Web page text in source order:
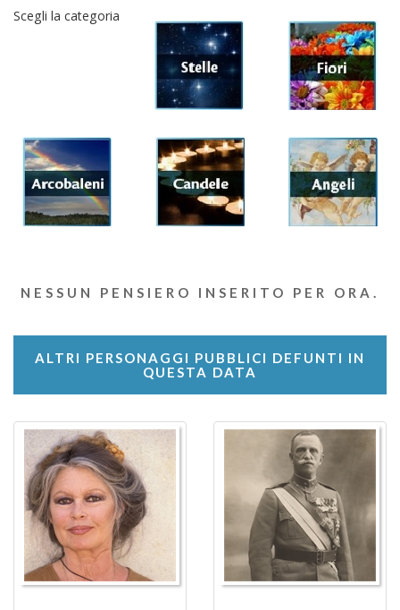
Scegli la categoria
NESSUN PENSIERO INSERITO PER ORA.
ALTRI PERSONAGGI PUBBLICI DEFUNTI IN
QUESTA DATA